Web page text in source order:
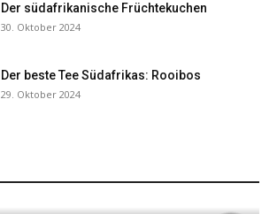
Der südafrikanische Früchtekuchen
30. Oktober 2024
Der beste Tee Südafrikas: Rooibos
29. Oktober 2024